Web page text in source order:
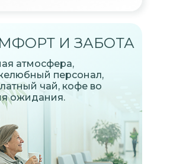
И ЗАБОТА
атмосфера,
персонал,
чай, кофе во
ожидания.